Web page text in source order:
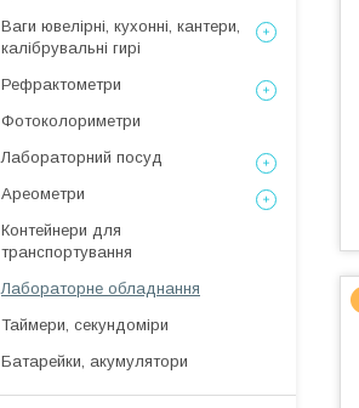
Ваги ювелірні, кухонні, кантери,
калібрувальні гирі
Рефрактометри
Фотоколориметри
Лабораторний посуд
Ареометри
Контейнери для
транспортування
Лабораторне обладнання
Таймери, секундоміри
Батарейки, акумулятори